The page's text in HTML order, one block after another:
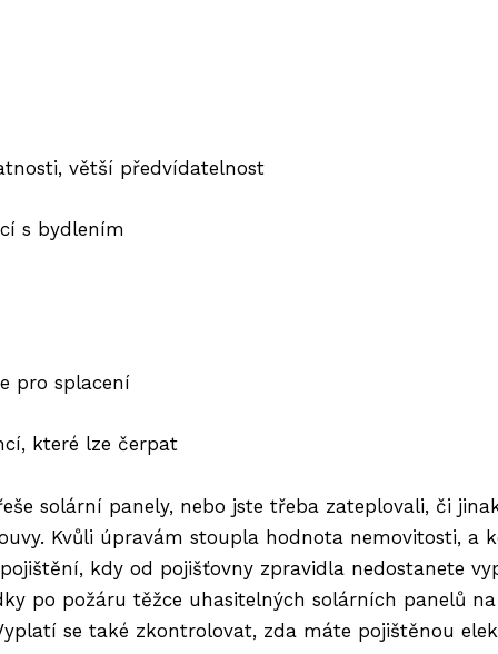
větší předvídatelnost
s bydlením
pro splacení
které lze čerpat
solární panely, nebo jste třeba zateplovali, či
Kvůli úpravám stoupla hodnota nemovitosti, a
kdy od pojišťovny zpravidla nedostanete
po požáru těžce uhasitelných solárních panelů
se také zkontrolovat, zda máte pojištěnou